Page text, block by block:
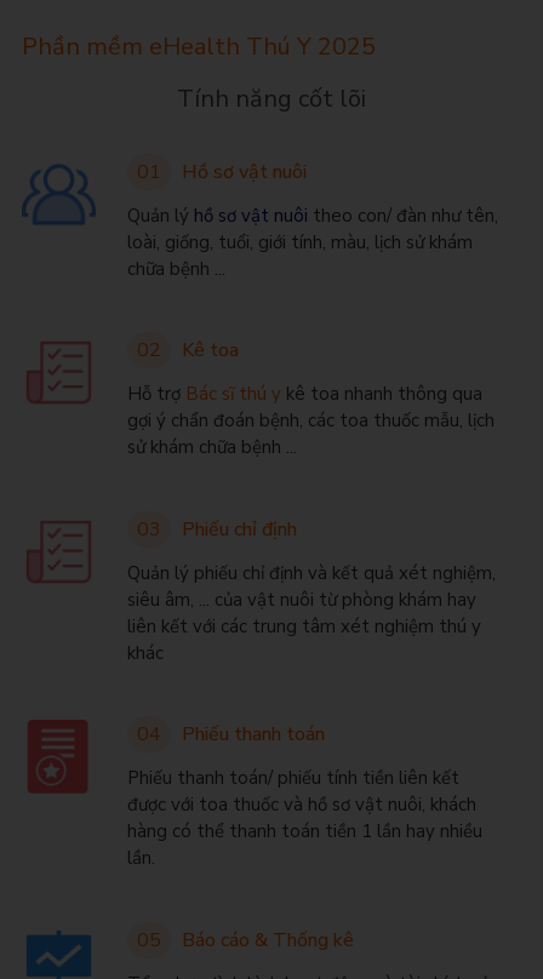
Phần mềm eHealth Thú Y 2025
Tính năng cốt lõi
01 Hồ sơ vật nuôi
Quản lý hồ sơ vật nuôi theo con/ đàn như tên,
loài, giống, tuổi, giới tính, màu, lịch sử khám
chữa bệnh ...
02 Kê toa
Hỗ trợ Bác sĩ thú y kê toa nhanh thông qua
gợi ý chẩn đoán bệnh, các toa thuốc mẫu, lịch
sử khám chữa bệnh ...
03 Phiếu chỉ định
Quản lý phiếu chỉ định và kết quả xét nghiệm,
siêu âm, ... của vật nuôi từ phòng khám hay
liên kết với các trung tâm xét nghiệm thú y
khác
04 Phiếu thanh toán
Phiếu thanh toán/ phiếu tính tiền liên kết
được với toa thuốc và hồ sơ vật nuôi, khách
hàng có thể thanh toán tiền 1 lần hay nhiều
lần.
05 Báo cáo & Thống kê